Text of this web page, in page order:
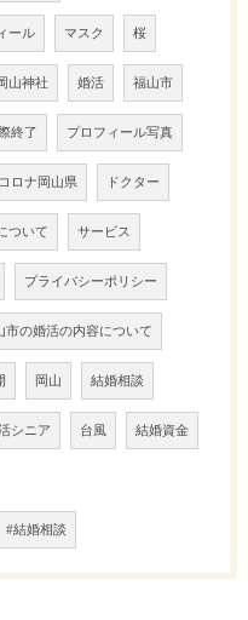
ール マスク 桜
山神社 婚活 福山市
終了 プロフィール写真
コロナ岡山県 ドクター
ついて サービス
プライバシーポリシー
市の婚活の内容について
岡山 結婚相談
シニア 台風 結婚資金
結婚相談